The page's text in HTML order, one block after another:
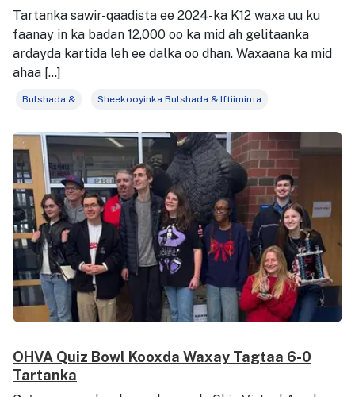
Tartanka sawir-qaadista ee 2024-ka K12 waxa uu ku
faanay in ka badan 12,000 oo ka mid ah gelitaanka
ardayda kartida leh ee dalka oo dhan. Waxaana ka mid
ahaa […]
Bulshada & Sheekooyinka Bulshada & Iftiiminta
OHVA Quiz Bowl Kooxda Waxay Tagtaa 6-0
Tartanka